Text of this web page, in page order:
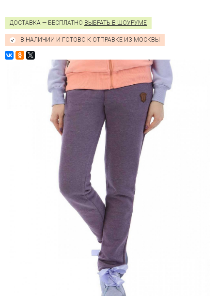
Ton Dark
Grey Lime
ДОСТАВКА — БЕСПЛАТНО ВЫБРАТЬ В ШОУРУМЕ
В НАЛИЧИИ И ГОТОВО К ОТПРАВКЕ ИЗ МОСКВЫ